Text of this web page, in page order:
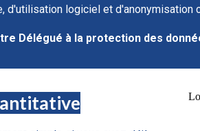
logiciel et d'anonymisation
Délégué à la protection des